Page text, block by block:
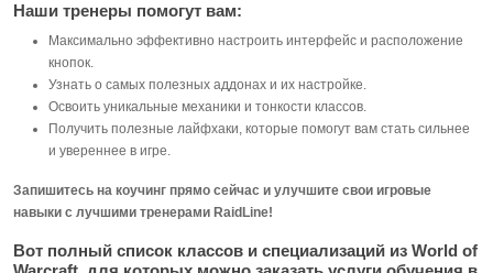
Наши тренеры помогут вам:
Максимально эффективно настроить интерфейс и расположение
кнопок.
Узнать о самых полезных аддонах и их настройке.
Освоить уникальные механики и тонкости классов.
Получить полезные лайфхаки, которые помогут вам стать сильнее
и увереннее в игре.
Запишитесь на коучинг прямо сейчас и улучшите свои игровые
навыки с лучшими тренерами RaidLine!
Вот полный список классов и специализаций из World of